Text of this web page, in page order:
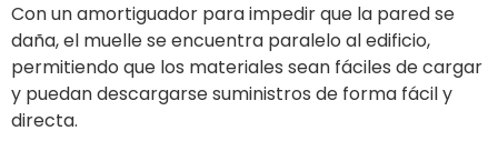
Con un amortiguador para impedir que la pared se
daña, el muelle se encuentra paralelo al edificio,
permitiendo que los materiales sean fáciles de cargar
y puedan descargarse suministros de forma fácil y
directa.